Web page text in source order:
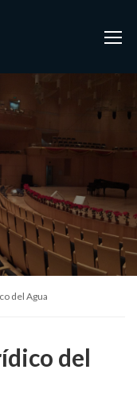
del Agua
del